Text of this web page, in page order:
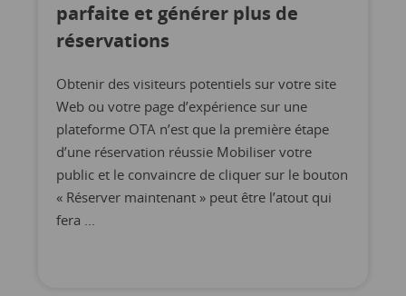
parfaite et générer plus de
réservations
Obtenir des visiteurs potentiels sur votre site
Web ou votre page d’expérience sur une
plateforme OTA n’est que la première étape
d’une réservation réussie Mobiliser votre
public et le convaincre de cliquer sur le bouton
« Réserver maintenant » peut être l’atout qui
fera ...